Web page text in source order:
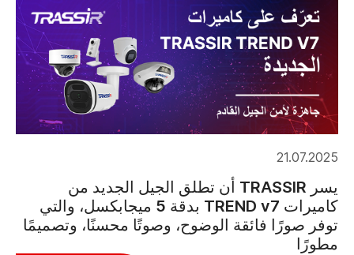
21.07.2025
يسر TRASSIR أن تطلق الجيل الجديد من
كاميرات TREND v7 بدقة 5 ميجابكسل، والتي
توفر صورًا فائقة الوضوح، وصوتًا محسنًا، وتصميمًا
مطورًا